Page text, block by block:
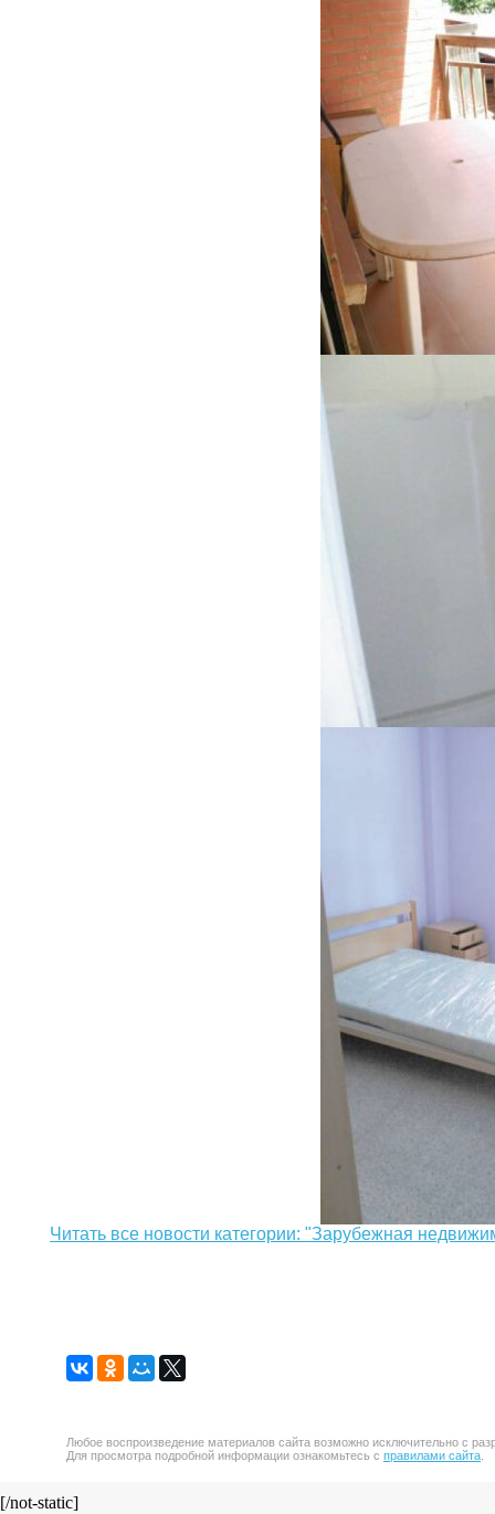
Читать все новости категории: "Зарубежная
Любое воспроизведение материалов сайта возможно исключительно с
Для просмотра подробной информации ознакомьтесь с правилами сайта
[/not-static]